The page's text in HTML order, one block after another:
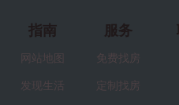
指南
网站地图
发现生活
服务
免费找房
定制找房